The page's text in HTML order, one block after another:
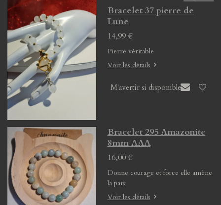
Bracelet 37 pierre de
Lune
14,99 €
Pierre véritable
Voir les détails
M'avertir si disponible
Bracelet 295 Amazonite
8mm AAA
16,00 €
Donne courage et force elle amène
la paix
Voir les détails